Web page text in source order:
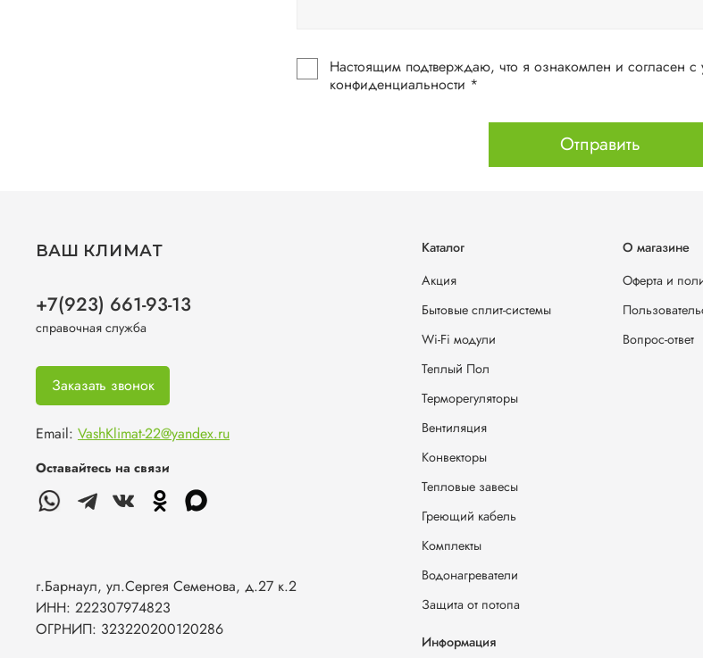
Настоящим подтверждаю, что я ознакомлен и согласен с условиями
конфиденциальности *
Отправить
Каталог
Акция
Бытовые сплит-системы
Wi-Fi модули
Теплый Пол
Терморегуляторы
Вентиляция
Конвекторы
Тепловые завесы
Греющий кабель
Комплекты
Водонагреватели
Защита от потопа
О магазине
Оферта и
Вопрос-ответ
Информация
ВАШ КЛИМАТ
+7(923) 661-93-13
справочная служба
Заказать звонок
Email: VashKlimat-22@yandex.ru
Оставайтесь на связи
г.Барнаул, ул.Сергея Семенова, д.27 к.2
ИНН: 222307974823
ОГРНИП: 323220200120286